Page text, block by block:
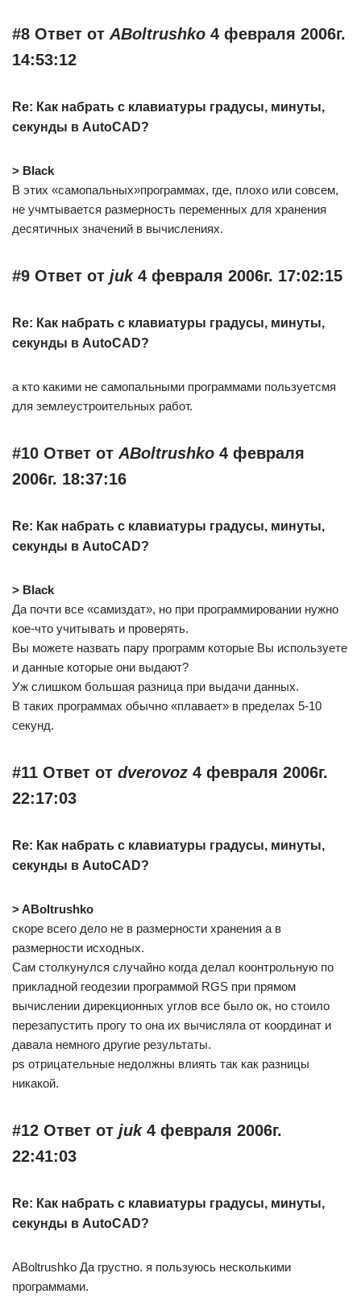
#8 Ответ от ABoltrushko 4 февраля 2006г.
14:53:12
Re: Как набрать с клавиатуры градусы, минуты,
секунды в AutoCAD?
> Black
В этих «самопальных»программах, где, плохо или совсем,
не учмтывается размерность переменных для хранения
десятичных значений в вычислениях.
#9 Ответ от juk4 февраля 2006г. 17:02:15
Re: Как набрать с клавиатуры градусы, минуты,
секунды в AutoCAD?
а кто какими не самопальными программами пользуетсмя
для землеустроительных работ.
#10 Ответ от ABoltrushko 4 февраля
2006г. 18:37:16
Re: Как набрать с клавиатуры градусы, минуты,
секунды в AutoCAD?
> Black
Да почти все «самиздат», но при программировании нужно
кое-что учитывать и проверять.
Вы можете назвать пару программ которые Вы используете
и данные которые они выдают?
Уж слишком большая разница при выдачи данных.
В таких программах обычно «плавает» в пределах 5-10
секунд.
#11 Ответ от dverovoz 4 февраля 2006г.
22:17:03
Re: Как набрать с клавиатуры градусы, минуты,
секунды в AutoCAD?
> ABoltrushko
скоре всего дело не в размерности хранения а в
размерности исходных.
Сам столкунулся случайно когда делал коонтрольную по
прикладной геодезии программой RGS при прямом
вычислении дирекционных углов все было ок, но стоило
перезапустить прогу то она их вычисляла от координат и
давала немного другие результаты.
ps отрицательные недолжны влиять так как разницы
никакой.
#12 Ответ от juk4 февраля 2006г.
22:41:03
Re: Как набрать с клавиатуры градусы, минуты,
секунды в AutoCAD?
ABoltrushko Да грустно. я пользуюсь несколькими
программами.